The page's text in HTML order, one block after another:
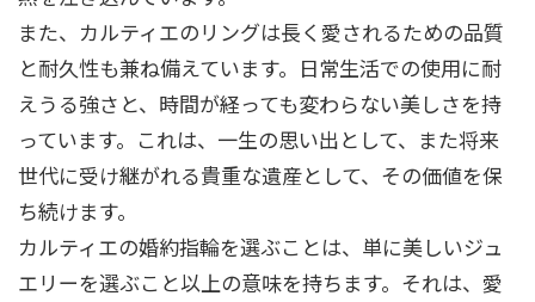
また、カルティエのリングは長く愛されるための品質
と耐久性も兼ね備えています。日常生活での使用に耐
えうる強さと、時間が経っても変わらない美しさを持
っています。これは、一生の思い出として、また将来
世代に受け継がれる貴重な遺産として、その価値を保
ち続けます。
カルティエの婚約指輪を選ぶことは、単に美しいジュ
エリーを選ぶこと以上の意味を持ちます。それは、愛